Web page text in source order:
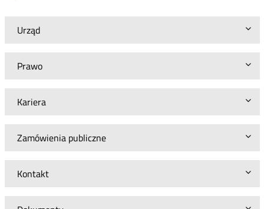
Urząd
Prawo
Kariera
Zamówienia publiczne
Kontakt